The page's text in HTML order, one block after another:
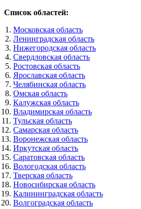
Список областей:
Московская область
Ленинградская область
Нижегородская область
Свердловская область
Ростовская область
Ярославская область
Челябинская область
Омская область
Калужская область
Владимирская область
Тульская область
Самарская область
Воронежская область
Иркутская область
Саратовская область
Вологодская область
Тверская область
Новосибирская область
Калининградская область
Волгоградская область